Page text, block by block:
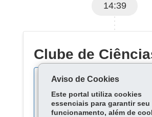
14:39
Clube de
Acompanhe as fases do
processo:
Aviso de Cookies
Este portal utiliza cookies
essenciais para garantir seu
funcionamento, além de